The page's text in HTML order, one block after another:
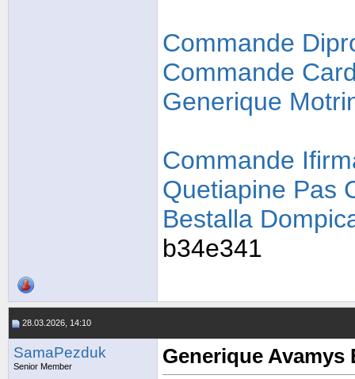
Commande
Commande
Generique
Commande
Quetiapine Pas
Bestalla
b34e341
28.03.2026, 14:10
SamaPezduk
Senior Member
Generique Avamys